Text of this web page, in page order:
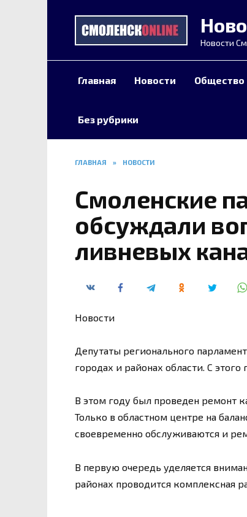
Новости
Главная Новости Общество
Без рубрики
ГЛАВНАЯ » НОВОСТИ
Смоленские
обсуждали
ливневых
Новости
Депутаты регионального
городах и районах области. С
В этом году был проведен ремонт
Только в областном центре на
своевременно обслуживаются и
В первую очередь уделяется
районах проводится комплексная